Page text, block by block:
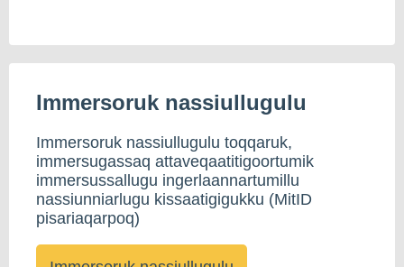
Immersoruk nassiullugulu
Immersoruk nassiullugulu toqqaruk,
immersugassaq attaveqaatitigoortumik
immersussallugu ingerlaannartumillu
nassiunniarlugu kissaatigigukku (MitID
pisariaqarpoq)